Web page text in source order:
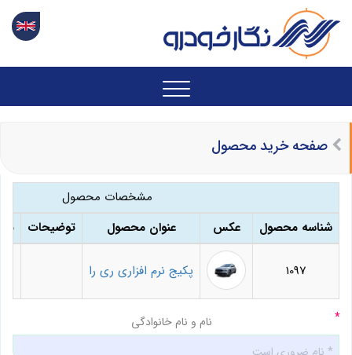
صفحه خرید محصول
مشخصات محصول
شناسه محصول
عکس عنوان محصول توضیحات
1097 پکیج نرم افزاری ری را
نام و نام خانوادگی